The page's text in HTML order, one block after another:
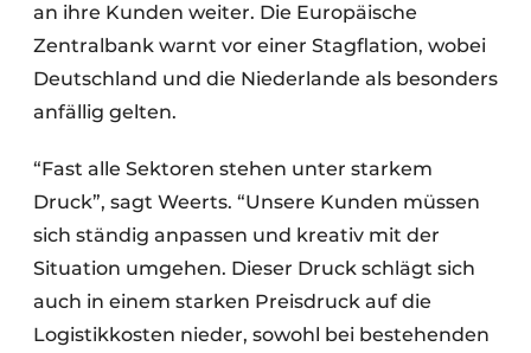
an ihre Kunden weiter. Die Europäische
Zentralbank warnt vor einer Stagflation, wobei
Deutschland und die Niederlande als besonders
anfällig gelten.
“Fast alle Sektoren stehen unter starkem
Druck”, sagt Weerts. “Unsere Kunden müssen
sich ständig anpassen und kreativ mit der
Situation umgehen. Dieser Druck schlägt sich
auch in einem starken Preisdruck auf die
Logistikkosten nieder, sowohl bei bestehenden